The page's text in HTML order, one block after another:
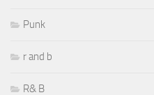
Punk
r and b
R& B